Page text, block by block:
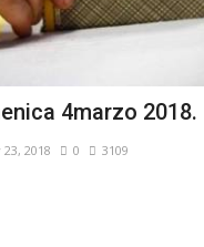
4marzo 2018.
23, 2018 0 3109